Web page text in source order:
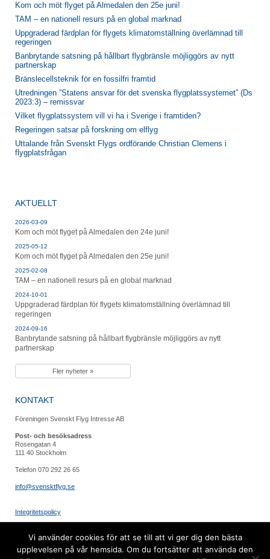
Kom och möt flyget på Almedalen den 25e juni!
TAM – en nationell resurs på en global marknad
Uppgraderad färdplan för flygets klimatomställning överlämnad till
regeringen
Banbrytande satsning på hållbart flygbränsle möjliggörs av nytt
partnerskap
Bränslecellsteknik för en fossilfri framtid
Utredningen ”Statens ansvar för det svenska flygplatssystemet” (Ds
2023:3) – remissvar
Vilket flygplatssystem vill vi ha i Sverige i framtiden?
Regeringen satsar på forskning om elflyg
Uttalande från Svenskt Flygs ordförande Christian Clemens i
flygplatsfrågan
AKTUELLT
2026-03-09
Kom och möt flyget på Almedalen den 24e juni!
2025-05-12
Kom och möt flyget på Almedalen den 25e juni!
2025-02-08
TAM – en nationell resurs på en global marknad
2024-10-01
Uppgraderad färdplan för flygets klimatomställning överlämnad till
regeringen
2024-09-16
Banbrytande satsning på hållbart flygbränsle möjliggörs av nytt
partnerskap
Fler nyheter »
KONTAKT
Föreningen Svenskt Flyg Intresse AB
Post- och besöksadress
Rosengatan 4
111 40 Stockholm
Telefon 070 292 26 65
info@svensktflyg.se
Integritetspolicy
FÖLJ OSS
Vi använder cookies för att se till att vi ger dig den bästa
upplevelsen på vår hemsida. Om du fortsätter att använda den